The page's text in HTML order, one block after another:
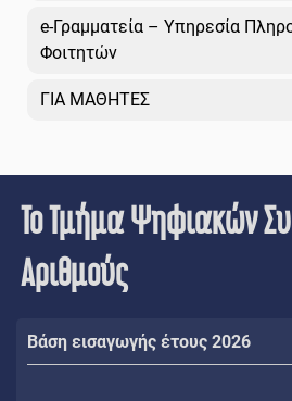
e-Γραμματεία – Υπηρεσία
Φοιτητών
ΓΙΑ ΜΑΘΗΤΕΣ
Το Τμήμα Ψηφιακών
Αριθμούς
Βάση εισαγωγής έτους 2026